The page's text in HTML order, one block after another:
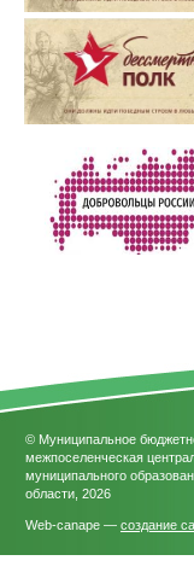
© Муниципальное
межпоселенческая
муниципального
области, 2026
Web-canape — создание